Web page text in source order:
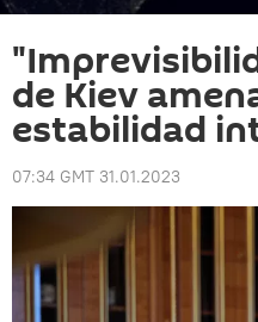
de Kiev
estabilidad
07:34 GMT 31.01.2023